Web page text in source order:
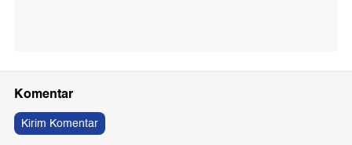
Komentar
Kirim Komentar